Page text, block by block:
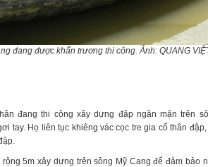
đang được khẩn trương thi công. Ảnh: QUANG
đang thi công xây dựng đập ngăn mặn trên
tay. Họ liên tục khiêng vác cọc tre gia cố thân
5m xây dựng trên sông Mỹ Cang để đảm bảo